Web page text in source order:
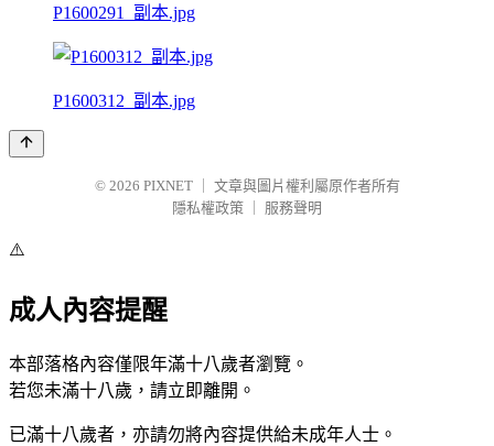
P1600291_副本.jpg
P1600312_副本.jpg
© 2026 PIXNET
文章與圖片權利屬原作者所有
隱私權政策
服務聲明
⚠️
成人內容提醒
本部落格內容僅限年滿十八歲者瀏覽。
若您未滿十八歲，請立即離開。
已滿十八歲者，亦請勿將內容提供給未成年人士。